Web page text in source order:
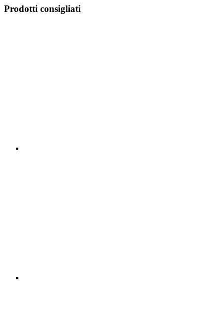
Prodotti consigliati